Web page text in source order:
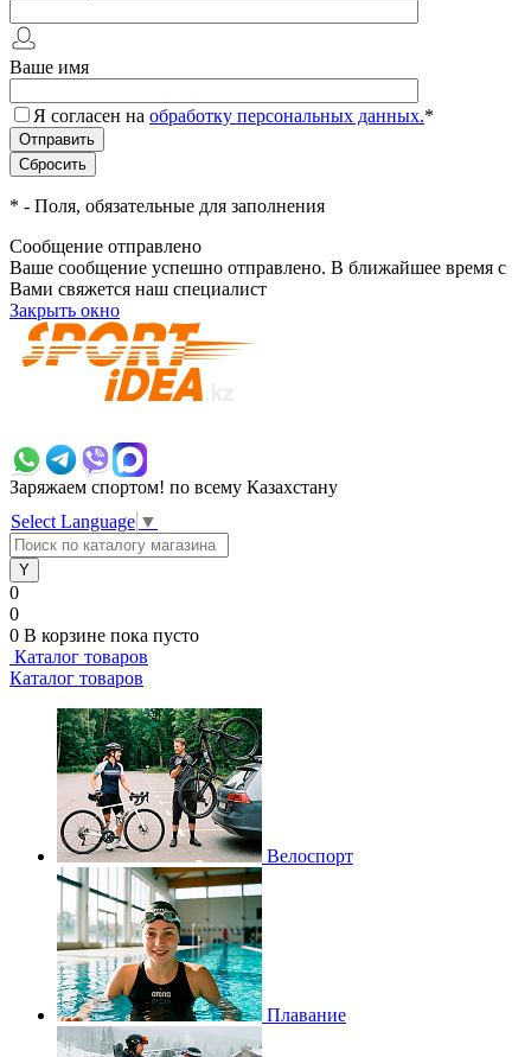
Ваше имя
Я согласен на обработку персональных данных.*
* - Поля, обязательные для заполнения
Сообщение отправлено
Ваше сообщение успешно отправлено. В ближайшее время с
Вами свяжется наш специалист
Закрыть окно
Заряжаем спортом! по всему Казахстану
Select Language ▼
0
0
0 В корзине пока пусто
Каталог товаров
Каталог товаров
Велоспорт
Плавание